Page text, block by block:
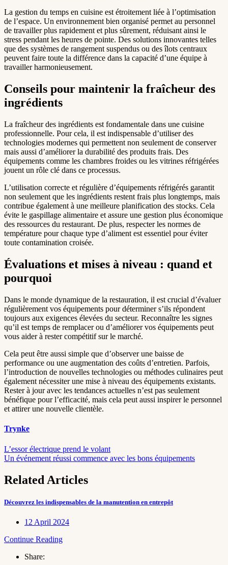
La gestion du temps en cuisine est étroitement liée à l’optimisation
de l’espace. Un environnement bien organisé permet au personnel
de travailler plus rapidement et plus sûrement, réduisant ainsi le
stress pendant les heures de pointe. Des solutions innovantes telles
que des systèmes de rangement suspendus ou des îlots centraux
peuvent faire toute la différence dans la capacité d’une équipe à
travailler harmonieusement.
Conseils pour maintenir la fraîcheur des
ingrédients
La fraîcheur des ingrédients est fondamentale dans une cuisine
professionnelle. Pour cela, il est indispensable d’utiliser des
technologies modernes qui permettent non seulement de conserver
mais aussi d’améliorer la durabilité des produits frais. Des
équipements comme les chambres froides ou les vitrines réfrigérées
jouent un rôle clé dans ce processus.
L’utilisation correcte et régulière d’équipements réfrigérés garantit
non seulement que les ingrédients restent frais plus longtemps, mais
contribue également à une meilleure planification des stocks. Cela
évite le gaspillage alimentaire et assure une gestion plus économique
des ressources du restaurant. De plus, respecter les normes de
température pour chaque type d’aliment est essentiel pour éviter
toute contamination croisée.
Évaluations et mises à niveau : quand et
pourquoi
Dans le monde dynamique de la restauration, il est crucial d’évaluer
régulièrement vos équipements pour déterminer s’ils répondent
toujours aux exigences élevées du secteur. Reconnaître les signes
qu’il est temps de remplacer ou d’améliorer vos équipements peut
vous aider à rester compétitif sur le marché.
Cela peut être aussi simple que d’observer une baisse de
performance ou une augmentation des coûts d’entretien. Parfois,
l’introduction de nouvelles technologies ou méthodes culinaires peut
également nécessiter une mise à niveau des équipements existants.
Rester à jour avec les tendances actuelles n’est pas seulement
bénéfique pour l’efficacité, mais cela peut aussi inspirer le personnel
et attirer une nouvelle clientèle.
Trynke
Post
navigation
L’essor électrique prend le volant
Un événement réussi commence avec les bons équipements
Related Articles
Découvrez les indispensables de la manutention en entrepôt
12 April 2024
Continue Reading
Share: